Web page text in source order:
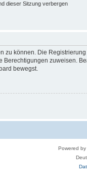
dieser Sitzung verbergen
zu können. Die
zuweisen.
bewegst.
Powered by